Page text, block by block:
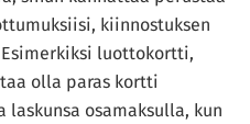
kiinnostuksen
luottokortti,
olla paras kortti
osamaksulla, kun